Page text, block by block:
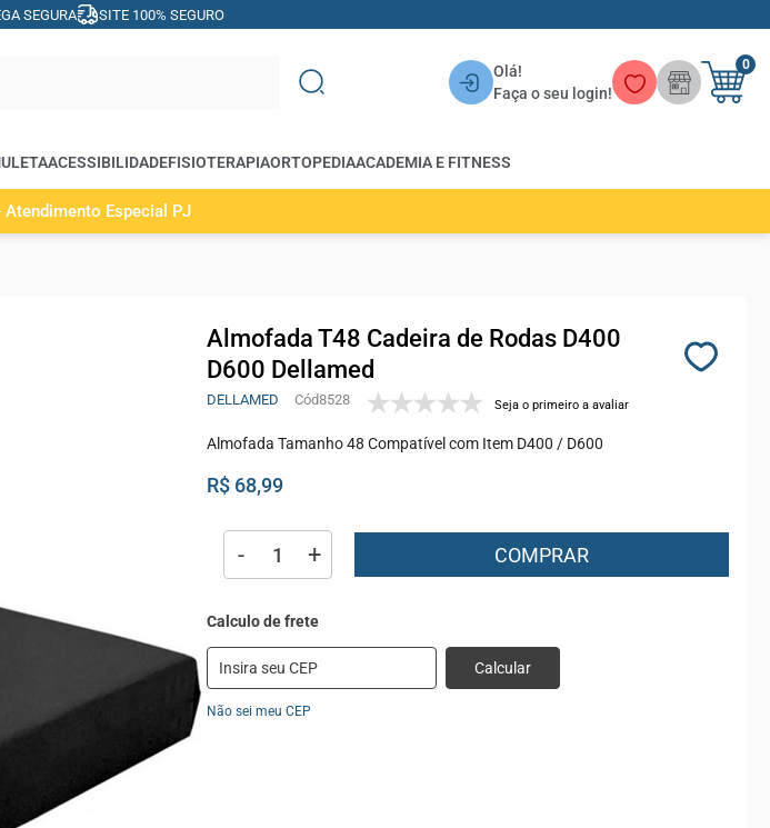
SEGURA SITE 100% SEGURO
Olá!
Faça o seu login!
0
ACESSIBILIDADEFISIOTERAPIAORTOPEDIAACADEMIA E FITNESS
Especial PJ
Almofada T48 Cadeira de Rodas D400
D600 Dellamed
DELLAMED 8528 Seja o primeiro a avaliar
Almofada Tamanho 48 Compatível com Item D400 / D600
R$ 68,99
- + COMPRAR
Calcular
Não sei meu CEP